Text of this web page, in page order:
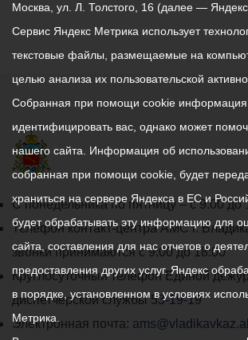
График
работы
администрации
местного
самоуправления
города
С понедельника по пятницу – с 9.00 до
Телефон контакт-центра АМС г.
звонки принимаются с 9:00 до 18:00
Круглосуточный телефон Единой
диспетчерской службы53-19-19
Электронная почта:
Москва, ул. Л. Толстого, 16 (далее —
Сервис Яндекс Метрика использует
текстовые файлы, размещаемые на
целью анализа их пользовательской
Собранная при помощи cookie
идентифицировать вас, однако может
нашего сайта. Информация об
собранная при помощи cookie, будет
храниться на сервере Яндекса в ЕС и
будет обрабатывать эту информацию для
сайта, составления для нас отчетов о
предоставления других услуг. Яндекс
в порядке, установленном в условиях
Метрика.